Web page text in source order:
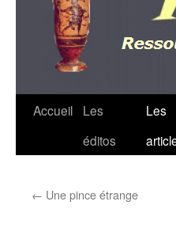
Accueil
Les
éditos
Les
← Une pince étrange